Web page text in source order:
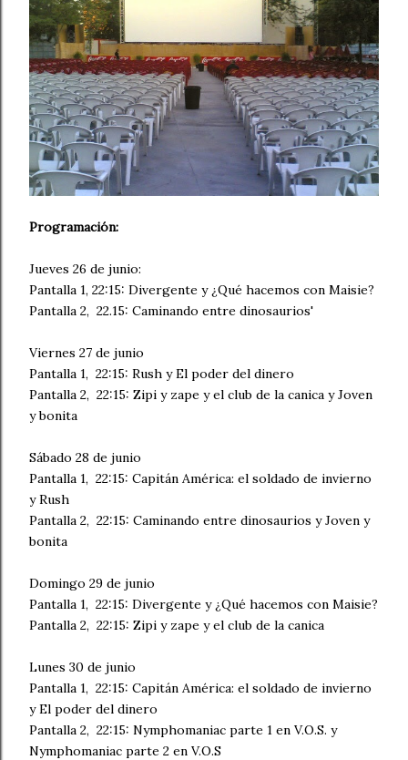
Programación:
Jueves 26 de junio:
Pantalla 1, 22:15: Divergente y ¿Qué hacemos con Maisie?
Pantalla 2, 22.15: Caminando entre dinosaurios'
Viernes 27 de junio
Pantalla 1, 22:15: Rush y El poder del dinero
Pantalla 2, 22:15: Zipi y zape y el club de la canica y Joven
y bonita
Sábado 28 de junio
Pantalla 1, 22:15: Capitán América: el soldado de invierno
y Rush
Pantalla 2, 22:15: Caminando entre dinosaurios y Joven y
bonita
Domingo 29 de junio
Pantalla 1, 22:15: Divergente y ¿Qué hacemos con Maisie?
Pantalla 2, 22:15: Zipi y zape y el club de la canica
Lunes 30 de junio
Pantalla 1, 22:15: Capitán América: el soldado de invierno
y El poder del dinero
Pantalla 2, 22:15: Nymphomaniac parte 1 en V.O.S. y
Nymphomaniac parte 2 en V.O.S